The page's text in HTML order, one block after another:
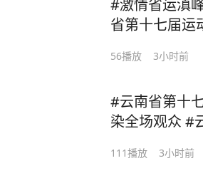
#激情省运滇峰逐梦 春色浓 情谊深 #云南
56播放 3小时前
#云南省第十七届运动会 云南只打
染全场观众 #
111播放 3小时前